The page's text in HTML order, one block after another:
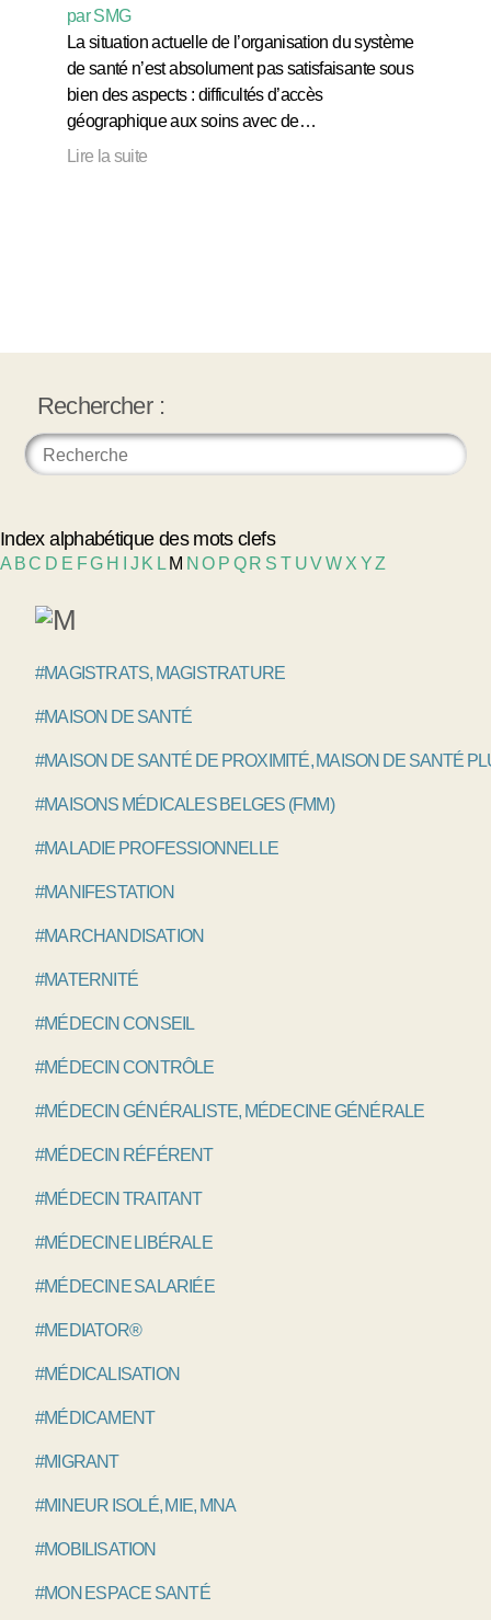
par SMG
La situation actuelle de l’organisation du système
de santé n’est absolument pas satisfaisante sous
bien des aspects : difficultés d’accès
géographique aux soins avec de…
Lire la suite
Rechercher :
Index alphabétique des mots clefs
A BC D E FG H J K L M NO P Q R S T UVW X YZ
#MAGISTRATS, MAGISTRATURE
#MAISON DE SANTÉ
#MAISON DE SANTÉ DE PROXIMITÉ, MAISON DE SANTÉ
#MAISONS MÉDICALES BELGES (FMM)
#MALADIE PROFESSIONNELLE
#MANIFESTATION
#MARCHANDISATION
#MATERNITÉ
#MÉDECIN CONSEIL
#MÉDECIN CONTRÔLE
#MÉDECIN GÉNÉRALISTE, MÉDECINE GÉNÉRALE
#MÉDECIN RÉFÉRENT
#MÉDECIN TRAITANT
#MÉDECINE LIBÉRALE
#MÉDECINE SALARIÉE
#MEDIATOR®
#MÉDICALISATION
#MÉDICAMENT
#MIGRANT
#MINEUR ISOLÉ, MIE, MNA
#MOBILISATION
#MON ESPACE SANTÉ